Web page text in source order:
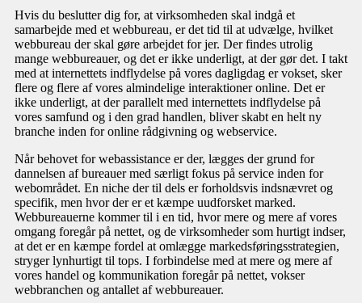
Hvis du beslutter dig for, at virksomheden skal indgå et
samarbejde med et webbureau, er det tid til at udvælge, hvilket
webbureau der skal gøre arbejdet for jer. Der findes utrolig
mange webbureauer, og det er ikke underligt, at der gør det. I takt
med at internettets indflydelse på vores dagligdag er vokset, sker
flere og flere af vores almindelige interaktioner online. Det er
ikke underligt, at der parallelt med internettets indflydelse på
vores samfund og i den grad handlen, bliver skabt en helt ny
branche inden for online rådgivning og webservice.
Når behovet for webassistance er der, lægges der grund for
dannelsen af bureauer med særligt fokus på service inden for
webområdet. En niche der til dels er forholdsvis indsnævret og
specifik, men hvor der er et kæmpe uudforsket marked.
Webbureauerne kommer til i en tid, hvor mere og mere af vores
omgang foregår på nettet, og de virksomheder som hurtigt indser,
at det er en kæmpe fordel at omlægge markedsføringsstrategien,
stryger lynhurtigt til tops. I forbindelse med at mere og mere af
vores handel og kommunikation foregår på nettet, vokser
webbranchen og antallet af webbureauer.